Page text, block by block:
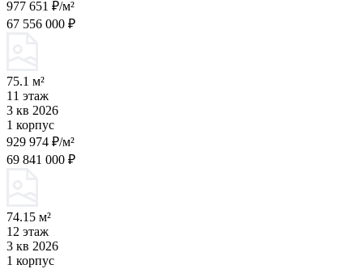
977 651 ₽/м²
67 556 000 ₽
75.1 м²
11 этаж
3 кв 2026
1 корпус
929 974 ₽/м²
69 841 000 ₽
74.15 м²
12 этаж
3 кв 2026
1 корпус